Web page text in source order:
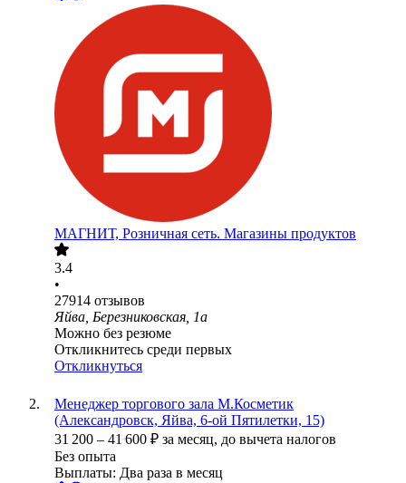
МАГНИТ, Розничная сеть. Магазины продуктов
3.4
•
27914 отзывов
Яйва, Березниковская, 1а
Можно без резюме
Откликнитесь среди первых
Откликнуться
Менеджер торгового зала М.Косметик
(Александровск, Яйва, 6-ой Пятилетки, 15)
31 200 – 41 600 ₽ за месяц, до вычета налогов
Без опыта
Выплаты: Два раза в месяц